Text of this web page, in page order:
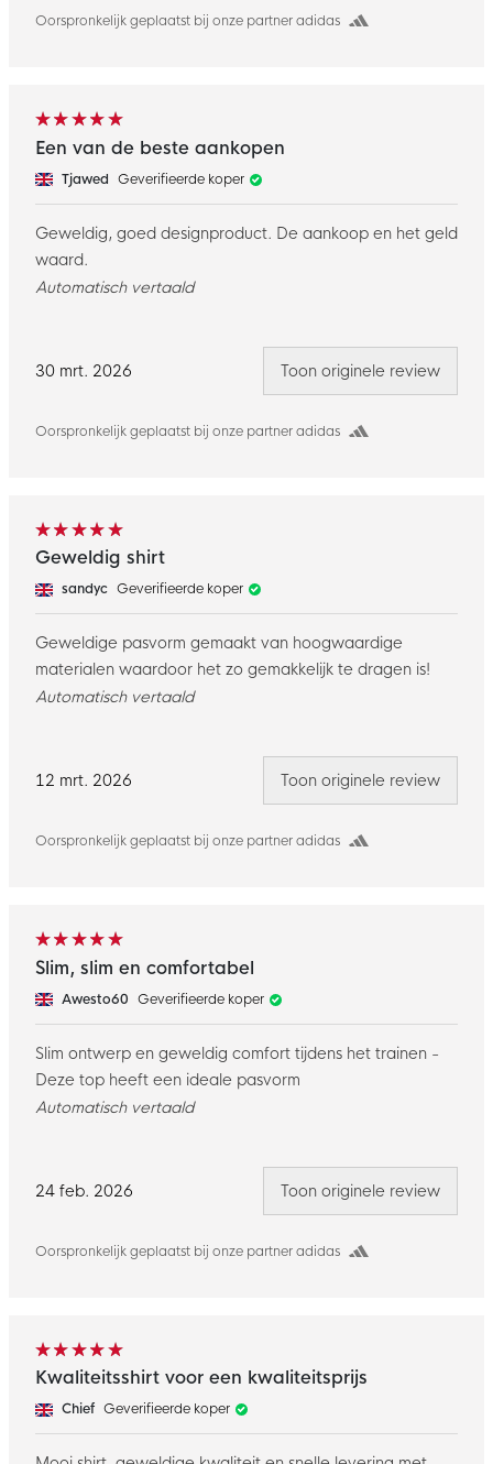
Oorspronkelijk geplaatst bij onze partner adidas
30 mrt. 2026
Oorspronkelijk geplaatst bij onze partner adidas
Een van de beste aankopen
Tjawed Geverifieerde koper
Geweldig, goed designproduct. De aankoop en het geld
waard.
Automatisch vertaald
Toon originele review
12 mrt. 2026
Oorspronkelijk geplaatst bij onze partner adidas
Geweldig shirt
sandyc Geverifieerde koper
Geweldige pasvorm gemaakt van hoogwaardige
materialen waardoor het zo gemakkelijk te dragen is!
Automatisch vertaald
Toon originele review
24 feb. 2026
Oorspronkelijk geplaatst bij onze partner adidas
Slim, slim en comfortabel
Awesto60 Geverifieerde koper
Slim ontwerp en geweldig comfort tijdens het trainen -
Deze top heeft een ideale pasvorm
Automatisch vertaald
Toon originele review
Kwaliteitsshirt voor een kwaliteitsprijs
Chief Geverifieerde koper